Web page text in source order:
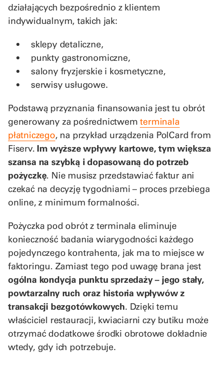
działających bezpośrednio z klientem
indywidualnym, takich jak:
sklepy detaliczne,
punkty gastronomiczne,
salony fryzjerskie i kosmetyczne,
serwisy usługowe.
Podstawą przyznania finansowania jest tu obrót
generowany za pośrednictwemterminala
płatniczego, na przykład urządzenia PolCard from
Fiserv. Im wyższe wpływy kartowe, tym większa
szansa na szybką i dopasowaną do potrzeb
pożyczkę. Nie musisz przedstawiać faktur ani
czekać na decyzję tygodniami – proces przebiega
online, z minimum formalności.
Pożyczka pod obrót z terminala eliminuje
konieczność badania wiarygodności każdego
pojedynczego kontrahenta, jak ma to miejsce w
faktoringu. Zamiast tego pod uwagę brana jest
ogólna kondycja punktu sprzedaży – jego stały,
powtarzalny ruch oraz historia wpływów z
transakcji bezgotówkowych. Dzięki temu
właściciel restauracji, kwiaciarni czy butiku może
otrzymać dodatkowe środki obrotowe dokładnie
wtedy, gdy ich potrzebuje.